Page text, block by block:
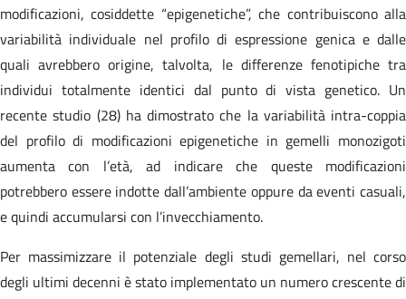
modificazioni, cosiddette “epigenetiche”, che contribuiscono alla
variabilità individuale nel profilo di espressione genica e dalle
quali avrebbero origine, talvolta, le differenze fenotipiche tra
individui totalmente identici dal punto di vista genetico. Un
recente studio (28) ha dimostrato che la variabilità intra-coppia
del profilo di modificazioni epigenetiche in gemelli monozigoti
aumenta con l’età, ad indicare che queste modificazioni
potrebbero essere indotte dall’ambiente oppure da eventi casuali,
e quindi accumularsi con l’invecchiamento.
Per massimizzare il potenziale degli studi gemellari, nel corso
degli ultimi decenni è stato implementato un numero crescente di